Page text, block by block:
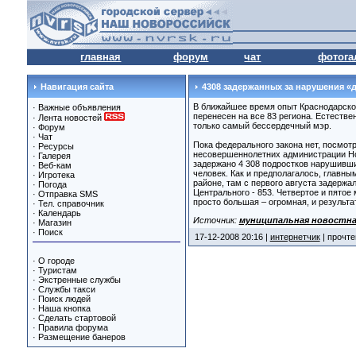
главная форум чат
Навигация сайта
· Важные объявления
· Лента новостей
· Форум
· Чат
· Ресурсы
· Галерея
· Веб-кам
· Игротека
· Погода
· Отправка SMS
· Тел. справочник
· Календарь
· Магазин
· Поиск
· О городе
· Туристам
· Экстренные службы
· Службы такси
· Поиск людей
· Наша кнопка
· Сделать стартовой
· Правила форума
· Размещение банеров
4308 задержанных за нарушения
В ближайшее время опыт
перенесен на все 83 региона.
только самый бессердечный мэр.
Пока федерального закона нет,
несовершеннолетних администрации
задержано 4 308 подростков
человек. Как и предполагалось,
районе, там с первого августа
Центрального - 853. Четвертое и
просто большая – огромная, и
Источник: муниципальная
17-12-2008 20:16 | интернетчик|